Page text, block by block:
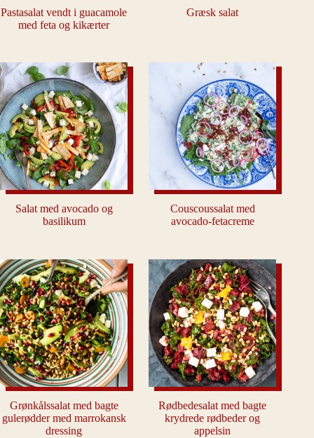
Pastasalat vendt i guacamole
med feta og kikærter
Græsk salat
Salat med avocado og
basilikum
Couscoussalat med
avocado-fetacreme
Grønkålssalat med bagte
gulerødder med marrokansk
dressing
Rødbedesalat med bagte
krydrede rødbeder og
appelsin